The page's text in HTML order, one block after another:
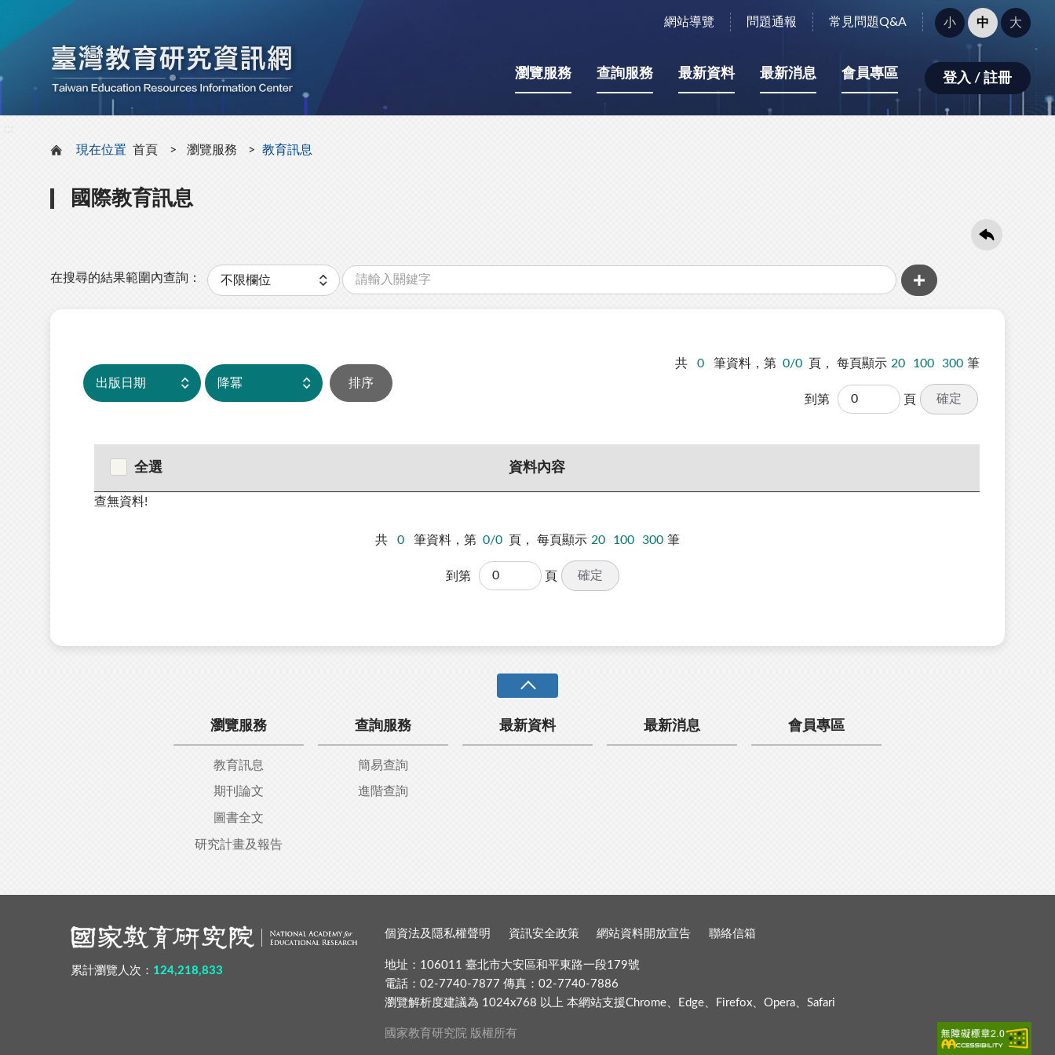
網站導覽 問題通報 常見問題Q&A
字
型
小：
小 中 大
瀏覽服務 查詢服務 最新資料 最新消息 會員專區 登入 / 註冊
現在位置 首頁 瀏覽服務 教育訊息
國際教育訊息
在搜尋的結果範圍內查詢：
類
字
共 0 筆資料，第 0/0 頁， 每頁顯示 20 100 300 筆
到第 頁 確定
全選 資料內容
查無資料!
共 0 筆資料，第 0/0 頁， 每頁顯示 20 100 300 筆
到第 頁 確定
瀏覽服務
教育訊息
期刊論文
圖書全文
研究計畫及報告
查詢服務
簡易查詢
進階查詢
最新資料 最新消息 會員專區
累計瀏覽人次： 124,218,833
個資法及隱私權聲明 資訊安全政策 網站資料開放宣告 聯絡信箱
地址：106011 臺北市大安區和平東路一段179號
電話：02-7740-7877 傳真：02-7740-7886
瀏覽解析度建議為 1024x768 以上 本網站支援Chrome、Edge、Firefox、Opera、Safari
國家教育研究院 版權所有